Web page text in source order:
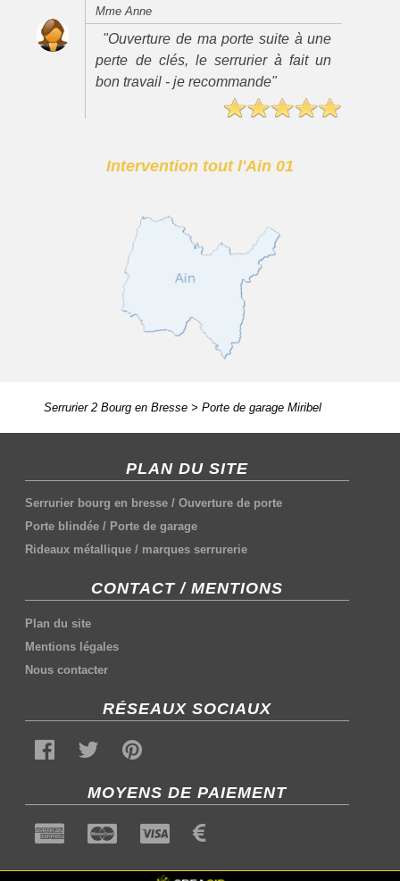
Mme Anne
"Ouverture de ma porte suite à une
perte de clés, le serrurier à fait un
bon travail - je recommande"
Intervention tout l'Ain 01
Serrurier 2 Bourg en Bresse> Porte de garage Miribel
PLAN DU SITE
Serrurier bourg en bresse /Ouverture de porte
Porte blindée / Porte de garage
Rideaux métallique / marques serrurerie
CONTACT / MENTIONS
Plan du site
Mentions légales
Nous contacter
RÉSEAUX SOCIAUX
MOYENS DE PAIEMENT